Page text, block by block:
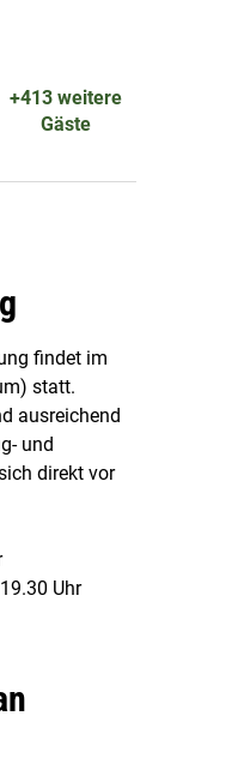
+413 weitere
Gäste
findet im
statt.
ausreichend
und
direkt vor
Uhr